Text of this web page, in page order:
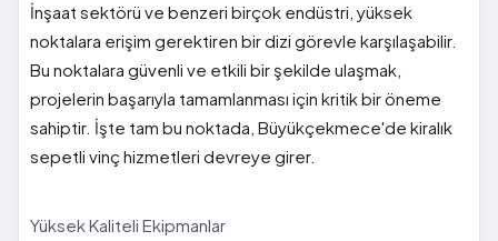
İnşaat sektörü ve benzeri birçok endüstri, yüksek
noktalara erişim gerektiren bir dizi görevle karşılaşabilir.
Bu noktalara güvenli ve etkili bir şekilde ulaşmak,
projelerin başarıyla tamamlanması için kritik bir öneme
sahiptir. İşte tam bu noktada, Büyükçekmece'de kiralık
sepetli vinç hizmetleri devreye girer.
Yüksek Kaliteli Ekipmanlar